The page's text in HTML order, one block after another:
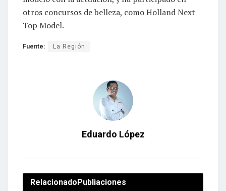
otros concursos de belleza, como Holland Next
Top Model.
Fuente: La Región
Eduardo López
RelacionadoPubliaciones